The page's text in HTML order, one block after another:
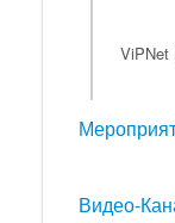
Видео-